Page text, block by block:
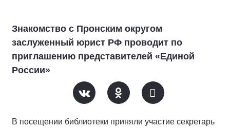
Знакомство с Пронским округом
заслуженный юрист РФ проводит по
приглашению представителей «Единой
России»
В посещении библиотеки приняли участие секретарь